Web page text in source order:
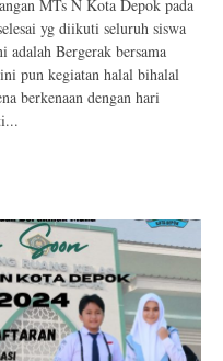
MTs N Kota Depok pada
yg diikuti seluruh siswa
adalah Bergerak bersama
pun kegiatan halal bihalal
berkenaan dengan hari